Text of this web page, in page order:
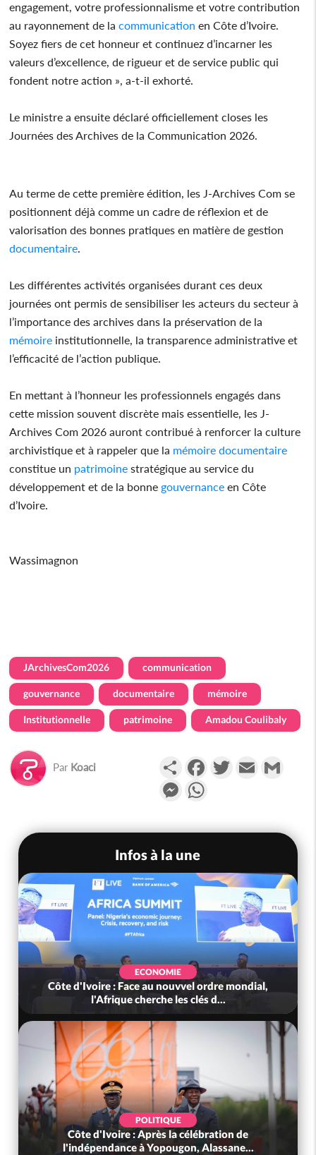
engagement, votre professionnalisme et votre contribution
au rayonnement de la communication en Côte d’Ivoire.
Soyez fiers de cet honneur et continuez d’incarner les
valeurs d’excellence, de rigueur et de service public qui
fondent notre action », a-t-il exhorté.
Le ministre a ensuite déclaré officiellement closes les
Journées des Archives de la Communication 2026.
Au terme de cette première édition, les J-Archives Com se
positionnent déjà comme un cadre de réflexion et de
valorisation des bonnes pratiques en matière de gestion
documentaire
Les différentes activités organisées durant ces deux
journées ont permis de sensibiliser les acteurs du secteur à
l’importance des archives dans la préservation de la
mémoire institutionnelle, la transparence administrative et
l’efficacité de l’action publique.
En mettant à l’honneur les professionnels engagés dans
cette mission souvent discrète mais essentielle, les J-
Archives Com 2026 auront contribué à renforcer la culture
archivistique et à rappeler que la mémoire documentaire
constitue un patrimoine stratégique au service du
développement et de la bonne gouvernance en Côte
d’Ivoire.
Wassimagnon
JArchivesCom2026 communication
gouvernance documentaire mémoire
Institutionnelle patrimoine Amadou Coulibaly
Par Koaci PartagerFacebookTwitterEmail
Messenger
Infos à la une
ECONOMIE
Côte d'Ivoire : Face au nouvvel ordre mondial,
l'Afrique cherche les clés d...
POLITIQUE
Côte d'Ivoire : Après la célébration de
l'indépendance à Yopougon, Alassane...